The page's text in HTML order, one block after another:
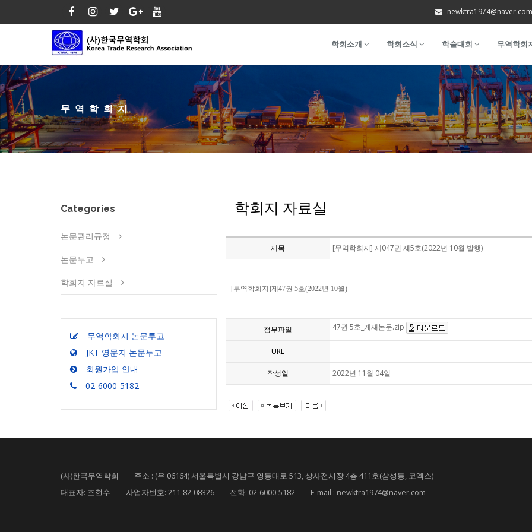
newktra1974@naver.com
학회소개 학회소식 학술대회 무역학회
무역학회지
Categories
논문관리규정
논문투고
학회지 자료실
무역학회지 논문투고
JKT 영문지 논문투고
회원가입 안내
02-6000-5182
학회지 자료실
제목 [무역학회지] 제047권 제5호(2022년 10월 발행)
[무역학회지]제47권 5호(2022년 10월)
첨부파일 47권 5호_게재논문.zip
URL
작성일 2022년 11월 04일
(사)한국무역학회 주소 : (우 06164) 서울특별시 강남구 영동대로 513, 상사전시장 4층 411호(삼성동, 코엑스)
대표자: 조현수 사업자번호: 211-82-08326 전화: 02-6000-5182 E-mail : newktra1974@naver.com